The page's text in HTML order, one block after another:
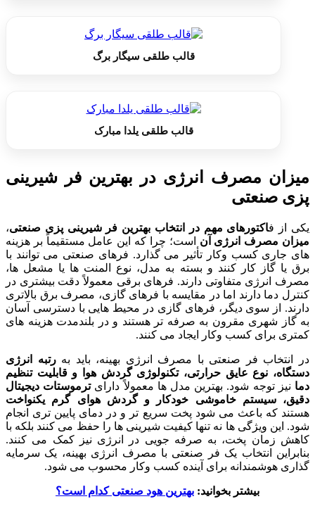
قالب طلقی سیگار برگ
قالب طلقی یلدا مبارک
میزان مصرف انرژی در بهترین فر شیرینی
پزی صنعتی
یکی از فاکتورهای مهم در انتخاب بهترین فر شیرینی پزی صنعتی،
میزان مصرف انرژی آن است؛ چرا که این عامل مستقیماً بر هزینه
های جاری کسب وکار تأثیر می گذارد. فرهای صنعتی می توانند با
برق یا گاز کار کنند و بسته به مدل، نوع المنت ها یا مشعل ها،
مصرف انرژی متفاوتی دارند. فرهای برقی معمولاً دقت بیشتری در
کنترل دما دارند اما در مقایسه با فرهای گازی، مصرف برق بالاتری
دارند. از سوی دیگر، فرهای گازی در محیط هایی با دسترسی آسان
به گاز شهری مقرون به صرفه تر هستند و در بلندمدت هزینه های
کمتری برای کسب وکار ایجاد می کنند.
در انتخاب فر صنعتی با مصرف انرژی بهینه، باید بهرتبه انرژی
دستگاه، نوع عایق حرارتی، تکنولوژی گردش هوا و قابلیت تنظیم
دما نیز توجه شود. بهترین مدل ها معمولاً دارای ترموستات دیجیتال
دقیق، سیستم خاموشی خودکار و گردش هوای گرم یکنواخت
هستند که باعث می شود پخت سریع تر و در دمای پایین تری انجام
شود. این ویژگی ها نه تنها کیفیت شیرینی ها را حفظ می کنند بلکه با
کاهش زمان پخت، به صرفه جویی در انرژی نیز کمک می کنند.
بنابراین انتخاب یک فر صنعتی با مصرف انرژی بهینه، یک سرمایه
گذاری هوشمندانه برای آینده کسب وکار محسوب می شود.
بیشتر بخوانید: بهترین هود صنعتی کدام است؟